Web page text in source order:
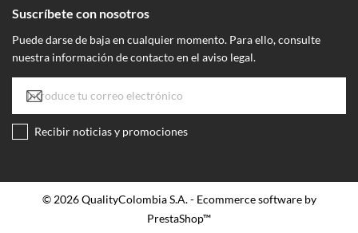
Suscríbete con nosotros
Puede darse de baja en cualquier momento. Para ello, consulte
nuestra información de contacto en el aviso legal.
Recibir noticias y promociones
© 2026 QualityColombia S.A. - Ecommerce software by
PrestaShop™